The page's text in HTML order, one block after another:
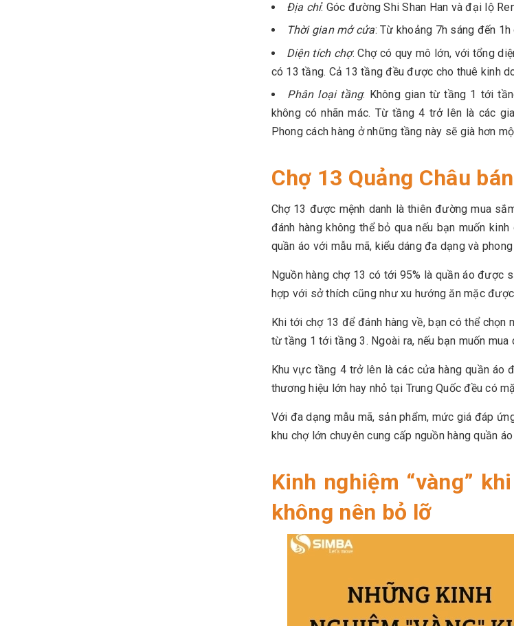
Địa chỉ: Góc đường Shi Shan Han và đại lộ
Thời gian mở cửa: Từ khoảng 7h sáng đến 1h
Diện tích chợ: Chợ có quy mô lớn, với tổng
có 13 tầng. Cả 13 tầng đều được cho thuê kinh
Phân loại tầng: Không gian từ tầng 1 tới
không có nhãn mác. Từ tầng 4 trở lên là các
Phong cách hàng ở những tầng này sẽ già hơn
Chợ 13 Quảng Châu
Chợ 13 được mệnh danh là thiên đường mua
đánh hàng không thể bỏ qua nếu bạn muốn
quần áo với mẫu mã, kiểu dáng đa dạng và phong
Nguồn hàng chợ 13 có tới 95% là quần áo được
hợp với sở thích cũng như xu hướng ăn mặc
Khi tới chợ 13 để đánh hàng về, bạn có thể
từ tầng 1 tới tầng 3. Ngoài ra, nếu bạn muốn
Khu vực tầng 4 trở lên là các cửa hàng quần
thương hiệu lớn hay nhỏ tại Trung Quốc đều có
Với đa dạng mẫu mã, sản phẩm, mức giá đáp
khu chợ lớn chuyên cung cấp nguồn hàng quần
Kinh nghiệm “vàng”
không nên bỏ lỡ